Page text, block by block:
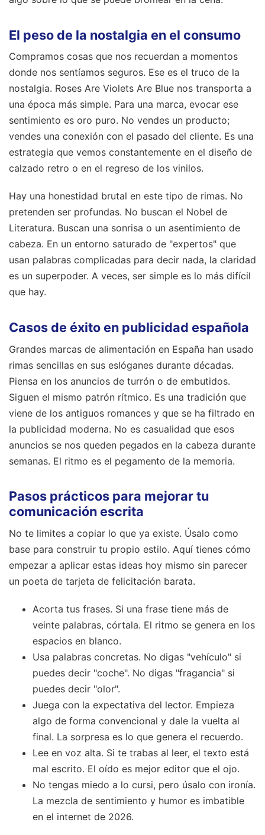
El peso de la nostalgia en el consumo
Compramos cosas que nos recuerdan a momentos
donde nos sentíamos seguros. Ese es el truco de la
nostalgia. Roses Are Violets Are Blue nos transporta a
una época más simple. Para una marca, evocar ese
sentimiento es oro puro. No vendes un producto;
vendes una conexión con el pasado del cliente. Es una
estrategia que vemos constantemente en el diseño de
calzado retro o en el regreso de los vinilos.
Hay una honestidad brutal en este tipo de rimas. No
pretenden ser profundas. No buscan el Nobel de
Literatura. Buscan una sonrisa o un asentimiento de
cabeza. En un entorno saturado de "expertos" que
usan palabras complicadas para decir nada, la claridad
es un superpoder. A veces, ser simple es lo más difícil
que hay.
Casos de éxito en publicidad española
Grandes marcas de alimentación en España han usado
rimas sencillas en sus eslóganes durante décadas.
Piensa en los anuncios de turrón o de embutidos.
Siguen el mismo patrón rítmico. Es una tradición que
viene de los antiguos romances y que se ha filtrado en
la publicidad moderna. No es casualidad que esos
anuncios se nos queden pegados en la cabeza durante
semanas. El ritmo es el pegamento de la memoria.
Pasos prácticos para mejorar tu
comunicación escrita
No te limites a copiar lo que ya existe. Úsalo como
base para construir tu propio estilo. Aquí tienes cómo
empezar a aplicar estas ideas hoy mismo sin parecer
un poeta de tarjeta de felicitación barata.
Acorta tus frases. Si una frase tiene más de
veinte palabras, córtala. El ritmo se genera en los
espacios en blanco.
Usa palabras concretas. No digas "vehículo" si
puedes decir "coche". No digas "fragancia" si
puedes decir "olor".
Juega con la expectativa del lector. Empieza
algo de forma convencional y dale la vuelta al
final. La sorpresa es lo que genera el recuerdo.
Lee en voz alta. Si te trabas al leer, el texto está
mal escrito. El oído es mejor editor que el ojo.
No tengas miedo a lo cursi, pero úsalo con ironía.
La mezcla de sentimiento y humor es imbatible
en el internet de 2026.